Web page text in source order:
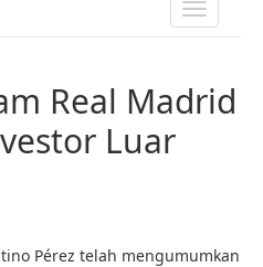
TOGGLE
Real Madrid
Luar
Pérez telah mengumumkan